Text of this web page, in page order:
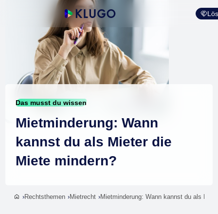
Das musst du wissen
Mietminderung: Wann
kannst du als Mieter die
Miete mindern?
Rechtsthemen Mietrecht Mietminderung: Wann kannst du als